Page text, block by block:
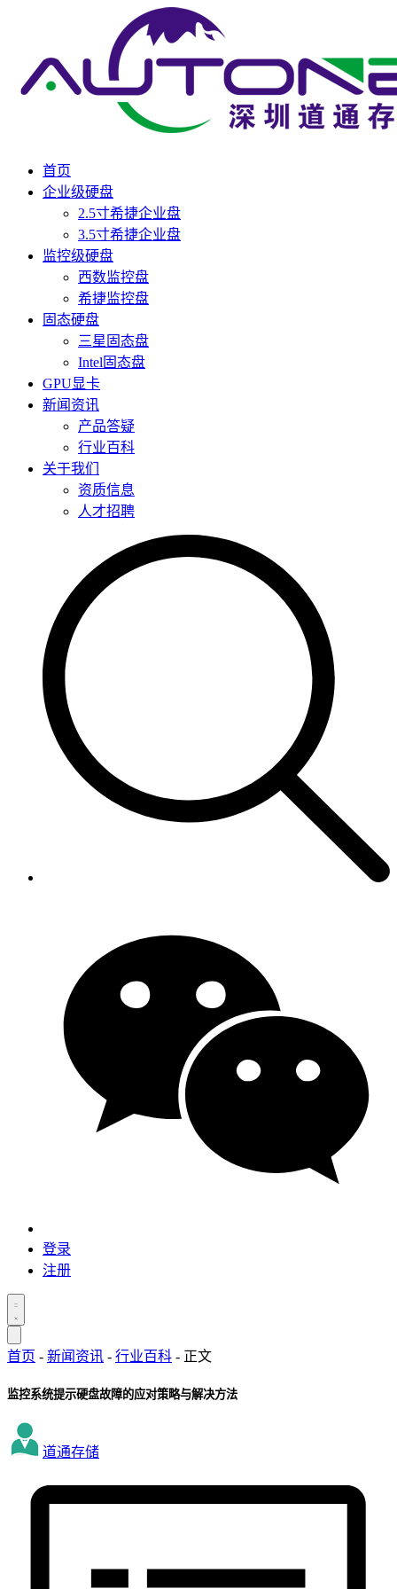
首页
企业级硬盘
2.5寸希捷企业盘
3.5寸希捷企业盘
监控级硬盘
西数监控盘
希捷监控盘
固态硬盘
三星固态盘
Intel固态盘
GPU显卡
新闻资讯
产品答疑
行业百科
关于我们
资质信息
人才招聘
登录
注册
首页 - 新闻资讯 - 行业百科 - 正文
监控系统提示硬盘故障的应对策略与解决方法
道通存储